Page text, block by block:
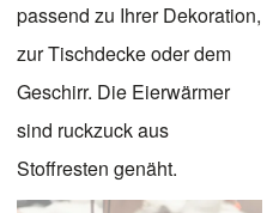
passend zu Ihrer Dekoration,
zur Tischdecke oder dem
Geschirr. Die Eierwärmer
sind ruckzuck aus
Stoffresten genäht.